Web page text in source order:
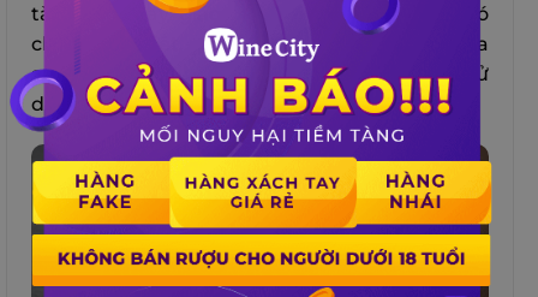
tài chính, hay giáo dục. Bút ký không chỉ có
chức năng viết, mà còn là một biểu tượng của
sự chuyên nghiệp và uy tín của người sử
dụng.